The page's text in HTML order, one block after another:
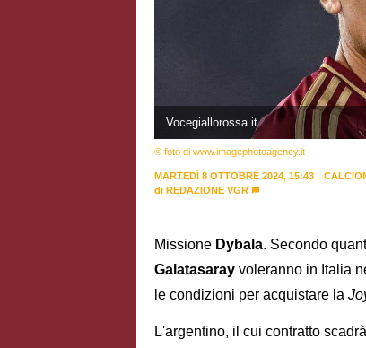
Vocegiallorossa.it
© foto di www.imagephotoagency.it
MARTEDÌ 8 OTTOBRE 2024, 15:43
di REDAZIONE VGR
Missione Dybala. Secondo
Galatasaray voleranno in Italia
le condizioni per acquistare la
L'argentino, il cui contratto